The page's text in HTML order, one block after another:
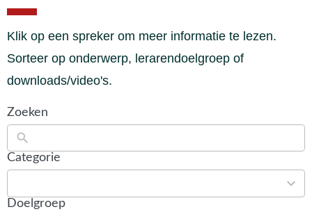
Klik op een spreker om meer informatie te lezen.
Sorteer op onderwerp, lerarendoelgroep of
downloads/video's.
Zoeken
Categorie
30
available
Doelgroep
12